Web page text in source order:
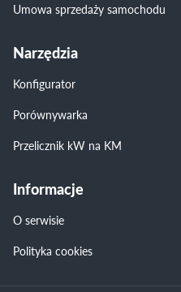
Umowa sprzedaży samochodu
Narzędzia
Konfigurator
Porównywarka
Przelicznik kW na KM
Informacje
O serwisie
Polityka cookies